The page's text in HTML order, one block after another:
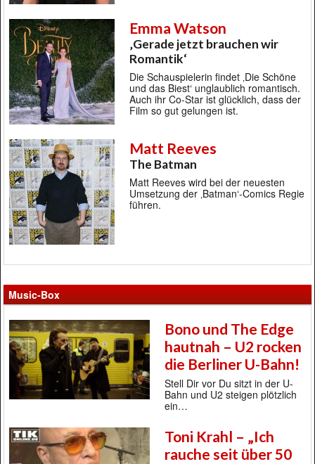
Emma Watson
‚Gerade jetzt brauchen wir
Romantik‘
Die Schauspielerin findet ‚Die Schöne
und das Biest‘ unglaublich romantisch.
Auch ihr Co-Star ist glücklich, dass der
Film so gut gelungen ist.
Matt Reeves
The Batman
Matt Reeves wird bei der neuesten
Umsetzung der ‚Batman‘-Comics Regie
führen.
Music-Box
Bono und The Edge
hautnah – U2 rocken
die Berliner U-Bahn!
Stell Dir vor Du sitzt in der U-
Bahn und U2 steigen plötzlich
ein…
Toni Krahl – „Ich
rauche seit über 50